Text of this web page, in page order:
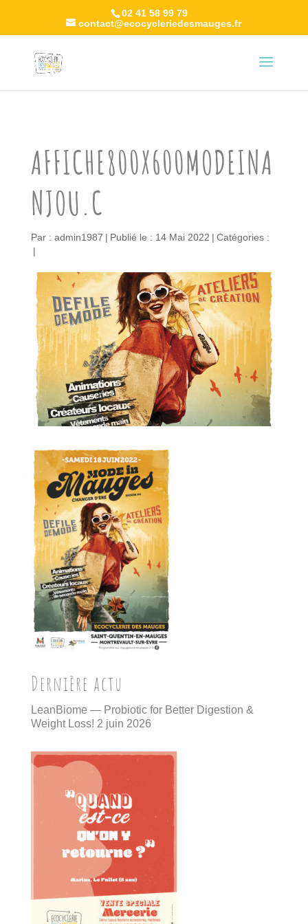
02 41 58 99 79
contact@ecocycleriedesmauges.fr
AFFICHE800X600MODEINA
NJOU.C
Par : admin1987 | Publié le : 14 Mai 2022 | Catégories :
|
Dernière actu
LeanBiome — Probiotic for Better Digestion &
Weight Loss! 2 juin 2026